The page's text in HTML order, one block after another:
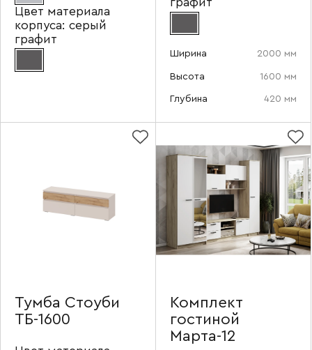
Цвет материала
корпуса: серый
графит
графит
Ширина 2000 мм
Высота 1600 мм
Глубина 420 мм
Тумба Стоуби
ТБ-1600
Комплект
гостиной
Марта-12
Ваше имя
Наименование организации
Номер телефона